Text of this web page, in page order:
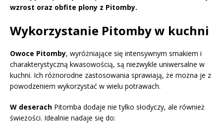
wzrost oraz obfite plony z Pitomby.
Wykorzystanie Pitomby w kuchni
Owoce Pitomby, wyróżniające się intensywnym smakiem i
charakterystyczną kwasowością, są niezwykle uniwersalne w
kuchni. Ich różnorodne zastosowania sprawiają, że można je z
powodzeniem wykorzystać w wielu potrawach.
W deserach Pitomba dodaje nie tylko słodyczy, ale również
świeżości. Idealnie nadaje się do: